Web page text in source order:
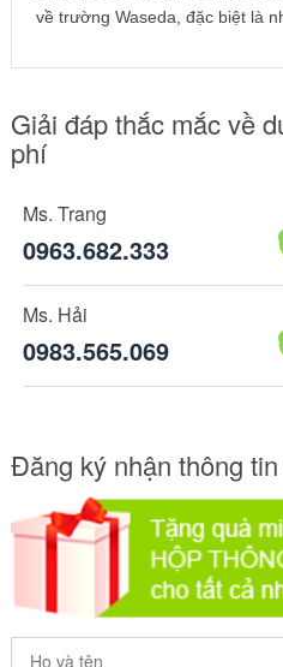
về trường Waseda, đặc biệt là
Giải đáp thắc mắc về
phí
Ms. Trang
0963.682.333
Ms. Hải
0983.565.069
Đăng ký nhận thông